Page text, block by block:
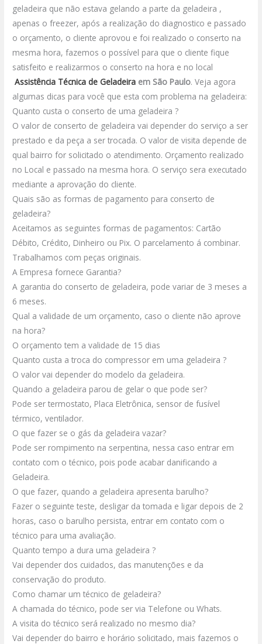
geladeira que não estava gelando a parte da geladeira ,
apenas o freezer, após a realização do diagnostico e passado
o orçamento, o cliente aprovou e foi realizado o conserto na
mesma hora, fazemos o possível para que o cliente fique
satisfeito e realizarmos o conserto na hora e no local
Assistência Técnica de Geladeira em São Paulo.Veja agora
algumas dicas para você que esta com problema na geladeira:
Quanto custa o conserto de uma geladeira ?
O valor de conserto de geladeira vai depender do serviço a ser
prestado e da peça a ser trocada. O valor de visita depende de
qual bairro for solicitado o atendimento. Orçamento realizado
no Local e passado na mesma hora. O serviço sera executado
mediante a aprovação do cliente.
Quais são as formas de pagamento para conserto de
geladeira?
Aceitamos as seguintes formas de pagamentos: Cartão
Débito, Crédito, Dinheiro ou Pix. O parcelamento á combinar.
Trabalhamos com peças originais.
A Empresa fornece Garantia?
A garantia do conserto de geladeira, pode variar de 3 meses a
6 meses.
Qual a validade de um orçamento, caso o cliente não aprove
na hora?
O orçamento tem a validade de 15 dias
Quanto custa a troca do compressor em uma geladeira ?
O valor vai depender do modelo da geladeira.
Quando a geladeira parou de gelar o que pode ser?
Pode ser termostato, Placa Eletrônica, sensor de fusível
térmico, ventilador.
O que fazer se o gás da geladeira vazar?
Pode ser rompimento na serpentina, nessa caso entrar em
contato com o técnico, pois pode acabar danificando a
Geladeira.
O que fazer, quando a geladeira apresenta barulho?
Fazer o seguinte teste, desligar da tomada e ligar depois de 2
horas, caso o barulho persista, entrar em contato com o
técnico para uma avaliação.
Quanto tempo a dura uma geladeira ?
Vai depender dos cuidados, das manutenções e da
conservação do produto.
Como chamar um técnico de geladeira?
A chamada do técnico, pode ser via Telefone ou Whats.
A visita do técnico será realizado no mesmo dia?
Vai depender do bairro e horário solicitado, mais fazemos o